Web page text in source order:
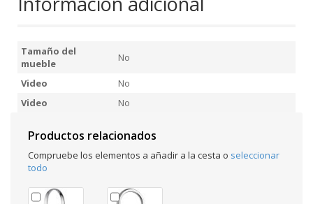
Tamaño del
mueble
No
Video
No
Video
No
Productos relacionados
Compruebe los elementos a añadir a la cesta o seleccionar
todo